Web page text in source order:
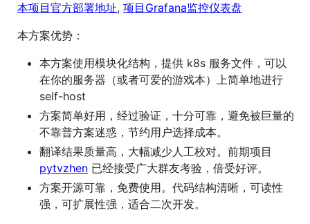
本项目官方部署地址, 项目Grafana监控仪表盘
本方案优势：
本方案使用模块化结构，提供 k8s 服务文件，可以
在你的服务器（或者可爱的游戏本）上简单地进行
self-host
方案简单好用，经过验证，十分可靠，避免被巨量的
不靠普方案迷惑，节约用户选择成本。
翻译结果质量高，大幅减少人工校对。前期项目
pytvzhen 已经接受广大群友考验，倍受好评。
方案开源可靠，免费使用。代码结构清晰，可读性
强，可扩展性强，适合二次开发。